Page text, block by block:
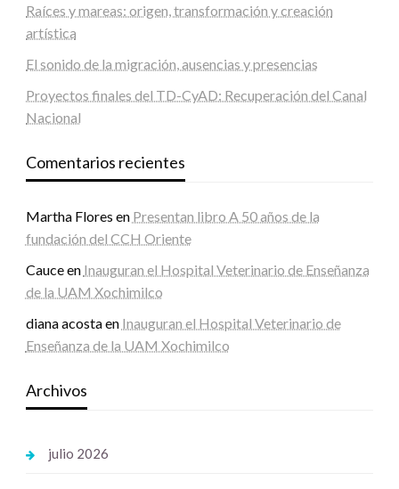
Raíces y mareas: origen, transformación y creación
artística
El sonido de la migración, ausencias y presencias
Proyectos finales del TD-CyAD: Recuperación del Canal
Nacional
Comentarios recientes
Martha Flores en Presentan libro A 50 años de la
fundación del CCH Oriente
Cauceen Inauguran el Hospital Veterinario de Enseñanza
de la UAM Xochimilco
diana acostaen Inauguran el Hospital Veterinario de
Enseñanza de la UAM Xochimilco
Archivos
julio 2026